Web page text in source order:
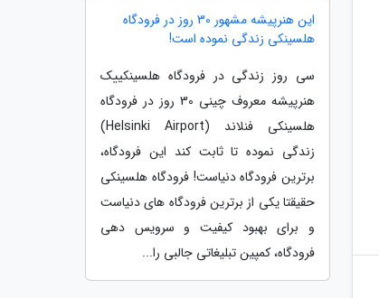
این هنرپیشه مشهور 30 روز در فرودگاه
هلسینکی زندگی نموده است!
سی روز زندگی در فرودگاه هلسینکییک
هنرپیشه معروف چینی 30 روز در فرودگاه
هلسینکی فنلاند (Helsinki Airport)
زندگی نموده تا ثابت کند این فرودگاه،
برترین فرودگاه دنیاست! فرودگاه هلسینکی
حقیقتا یکی از برترین فرودگاه های دنیاست
و برای بهبود کیفیت و سرویس دهی
فرودگاه، کمپین تبلیغاتی جالبی را...